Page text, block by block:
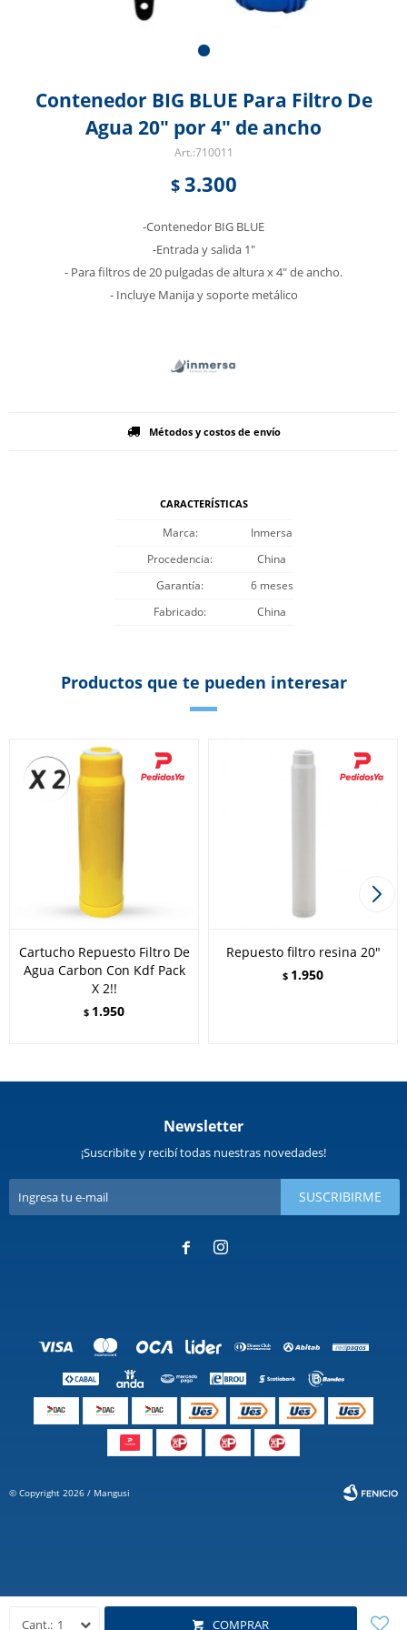
Contenedor BIG BLUE Para Filtro De
Agua 20" por 4" de ancho
710011
$ 3.300
-Contenedor BIG BLUE
-Entrada y salida 1"
- Para filtros de 20 pulgadas de altura x 4" de ancho.
- Incluye Manija y soporte metálico
1 COMPRAR
Métodos y costos de envío
CARACTERÍSTICAS
Marca
Inmersa
Procedencia
China
Garantía
6 meses
Fabricado
China
Productos que te pueden interesar
Cartucho Repuesto Filtro De
Agua Carbon Con Kdf Pack
X 2!!
$ 1.950
Repuesto filtro resina 20"
$ 1.950
Newsletter
¡Suscribite y recibí todas nuestras novedades!
SUSCRIBIRME
 
© Copyright 2026 / Mangusi
Fenicio